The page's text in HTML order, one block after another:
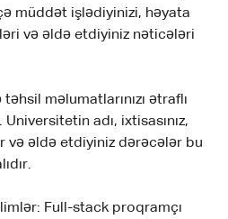
müddət işlədiyinizi, həyata
və əldə etdiyiniz nəticələri
təhsil məlumatlarınızı ətraflı
adı, ixtisasınız,
və əldə etdiyiniz dərəcələr bu
Full-stack proqramçı